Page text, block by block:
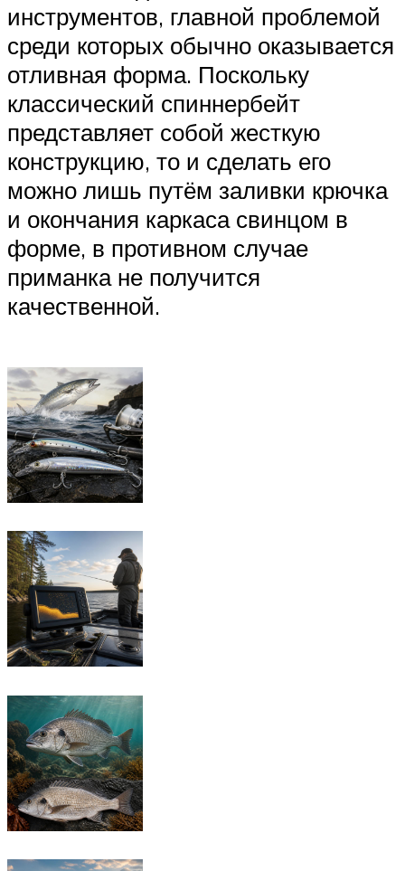
инструментов, главной проблемой
среди которых обычно оказывается
отливная форма. Поскольку
классический спиннербейт
представляет собой жесткую
конструкцию, то и сделать его
можно лишь путём заливки крючка
и окончания каркаса свинцом в
форме, в противном случае
приманка не получится
качественной.